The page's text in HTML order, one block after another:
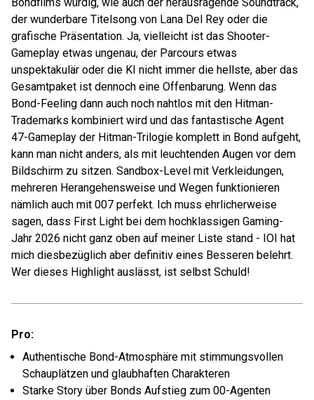
der wunderbare Titelsong von Lana Del Rey oder die
grafische Präsentation. Ja, vielleicht ist das Shooter-
Gameplay etwas ungenau, der Parcours etwas
unspektakulär oder die KI nicht immer die hellste, aber das
Gesamtpaket ist dennoch eine Offenbarung. Wenn das
Bond-Feeling dann auch noch nahtlos mit den Hitman-
Trademarks kombiniert wird und das fantastische Agent
47-Gameplay der Hitman-Trilogie komplett in Bond aufgeht,
kann man nicht anders, als mit leuchtenden Augen vor dem
Bildschirm zu sitzen. Sandbox-Level mit Verkleidungen,
mehreren Herangehensweise und Wegen funktionieren
nämlich auch mit 007 perfekt. Ich muss ehrlicherweise
sagen, dass First Light bei dem hochklassigen Gaming-
Jahr 2026 nicht ganz oben auf meiner Liste stand - IOI hat
mich diesbezüglich aber definitiv eines Besseren belehrt.
Wer dieses Highlight auslässt, ist selbst Schuld!
Pro:
Authentische Bond-Atmosphäre mit stimmungsvollen
Schauplätzen und glaubhaften Charakteren
Starke Story über Bonds Aufstieg zum 00-Agenten